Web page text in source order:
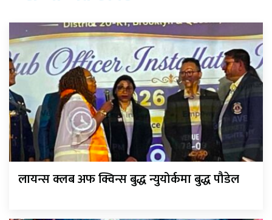
लायन्स क्लब अफ क्विन्स बुद्ध न्युयोर्कमा बुद्ध पौडेल